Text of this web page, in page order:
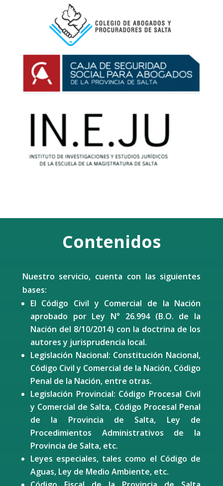
Contenidos
Nuestro servicio, cuenta con las siguientes
bases:
El Código Civil y Comercial de la Nación
aprobado por Ley N° 26.994 (B.O. de la
Nación del 8/10/2014) con la doctrina de los
autores y jurisprudencia local.
Legislación Nacional: Constitución Nacional,
Código Civil y Comercial de la Nación, Código
Penal de la Nación, entre otras.
Legislación Provincial: Código Procesal Civil
y Comercial de Salta, Código Procesal Penal
de la Provincia de Salta, Ley de
Procedimientos Administrativos de la
Provincia de Salta, etc.
Leyes especiales, tales como el Código de
Aguas, Ley de Medio Ambiente, etc.